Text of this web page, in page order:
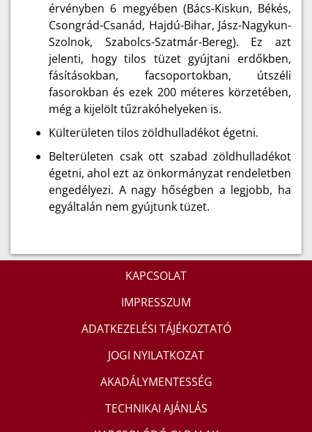
érvényben 6 megyében (Bács-Kiskun, Békés,
Csongrád-Csanád, Hajdú-Bihar, Jász-Nagykun-
Szolnok, Szabolcs-Szatmár-Bereg). Ez azt
jelenti, hogy tilos tüzet gyújtani erdőkben,
fásításokban, facsoportokban, útszéli
fasorokban és ezek 200 méteres körzetében,
még a kijelölt tűzrakóhelyeken is.
Külterületen tilos zöldhulladékot égetni.
Belterületen csak ott szabad zöldhulladékot
égetni, ahol ezt az önkormányzat rendeletben
engedélyezi. A nagy hőségben a legjobb, ha
egyáltalán nem gyújtunk tüzet.
KAPCSOLAT
IMPRESSZUM
ADATKEZELÉSI TÁJÉKOZTATÓ
JOGI NYILATKOZAT
AKADÁLYMENTESSÉG
TECHNIKAI AJÁNLÁS